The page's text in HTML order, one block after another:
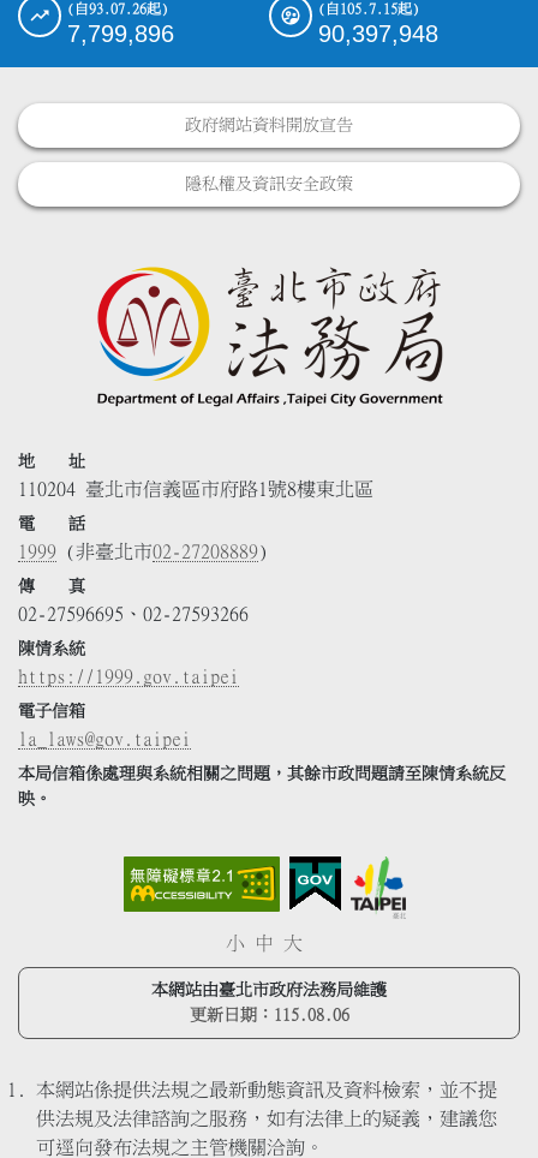
(自93.07.26起)
7,799,896
(自105.7.15起)
90,397,948
政府網站資料開放宣告
隱私權及資訊安全政策
地 址
110204 臺北市信義區市府路1號8樓東北區
電 話
1999 (非臺北市02-27208889)
傳 真
02-27596695、02-27593266
陳情系統
https://1999.gov.taipei
電子信箱
la_laws@gov.taipei
本局信箱係處理與系統相關之問題，其餘市政問題請至陳情系統反
映。
小 中 大
本網站由臺北市政府法務局維護
更新日期： 115.08.06
本網站係提供法規之最新動態資訊及資料檢索，並不提
供法規及法律諮詢之服務，如有法律上的疑義，建議您
可逕向發布法規之主管機關洽詢。